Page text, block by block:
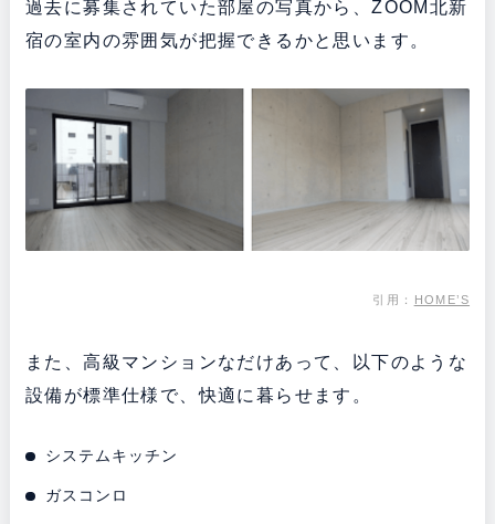
過去に募集されていた部屋の写真から、ZOOM北新
宿の室内の雰囲気が把握できるかと思います。
引用： HOME’S
また、高級マンションなだけあって、以下のような
設備が標準仕様で、快適に暮らせます。
システムキッチン
ガスコンロ